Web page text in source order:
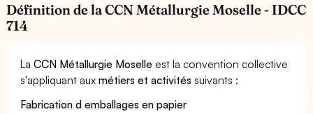
Définition de la CCN Métallurgie Moselle - IDCC
714
LaCCN Métallurgie Moselle est la convention collective
s'appliquant auxmétiers et activités suivants :
Fabrication d emballages en papier